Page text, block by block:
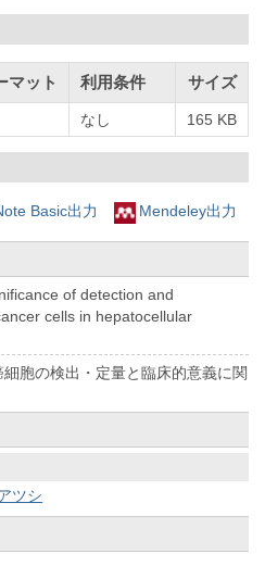
マット 利用条件 サイズ
なし 165 KB
Basic出力 Mendeley出力
of detection and
cells in hepatocellular
胞の検出・定量と臨床的意義に関
ツシ